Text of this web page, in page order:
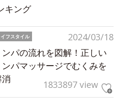
キング
2024/03/18
フスタイル
ンパの流れを図解！正しい
ンパマッサージでむくみを
1833897 view